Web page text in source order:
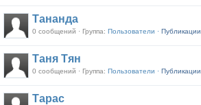
Тананда
0 сообщений · Группа: Пользователи · Публикации
Таня Тян
0 сообщений · Группа: Пользователи · Публикации
Тарас